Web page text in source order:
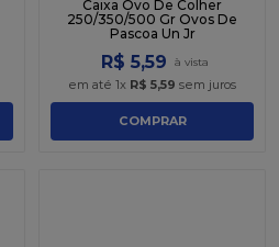
Caixa Ovo De Colher
250/350/500 Gr Ovos De
Pascoa Un Jr
R$ 5,59
em até 1x R$ 5,59 sem juros
COMPRAR